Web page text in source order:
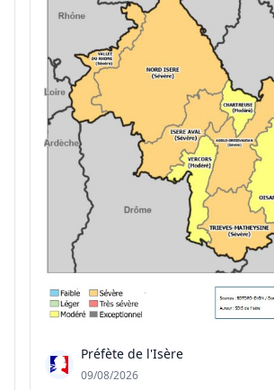
Préfète de l'Isère
09/08/2026